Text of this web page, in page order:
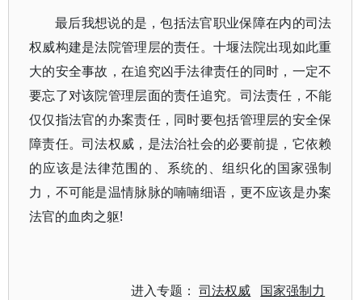
最后我想说的是，包括法官职业保障在内的司法
权威构建是法院管理层的责任。十堰法院出现如此重
大的安全事故，在追究凶手法律责任的同时，一定不
要忘了对该院管理层面的责任追究。司法责任，不能
仅仅指法官的办案责任，同时要包括管理层的安全保
障责任。司法权威，是法治社会的必要前提，它依赖
的应该是法律范围的、系统的、组织化的国家强制
力，不可能是温情脉脉的喃喃细语，更不应该是办案
法官的血肉之躯!
进入专题：司法权威 国家强制力